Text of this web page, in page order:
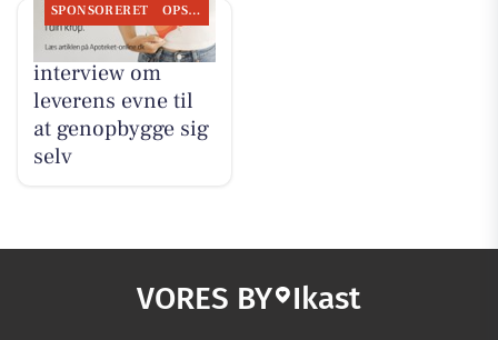
SPONSORERET OPSLAGSTAVLEN
Ikast Apotek deler
interview om
leverens evne til
at genopbygge sig
selv
VORES BY Ikast